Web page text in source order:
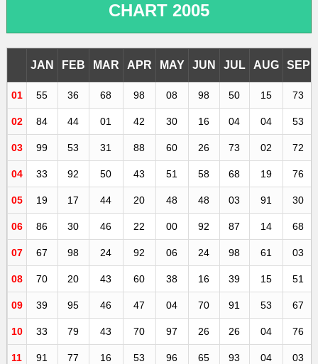
CHART 2005
JAN FEB MAR APR MAY JUN JUL AUG SEP
01 55 36 68 98 08 98 50 15 73
02 84 44 01 42 30 16 04 04 53
03 99 53 31 88 60 26 73 02 72
04 33 92 50 43 51 58 68 19 76
05 19 17 44 20 48 48 03 91 30
06 86 30 46 22 00 92 87 14 68
07 67 98 24 92 06 24 98 61 03
08 70 20 43 60 38 16 39 15 51
09 39 95 46 47 04 70 91 53 67
10 33 79 43 70 97 26 26 04 76
11 91 77 16 53 96 65 93 04 03